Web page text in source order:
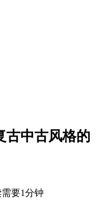
古中古风格的
要1分钟